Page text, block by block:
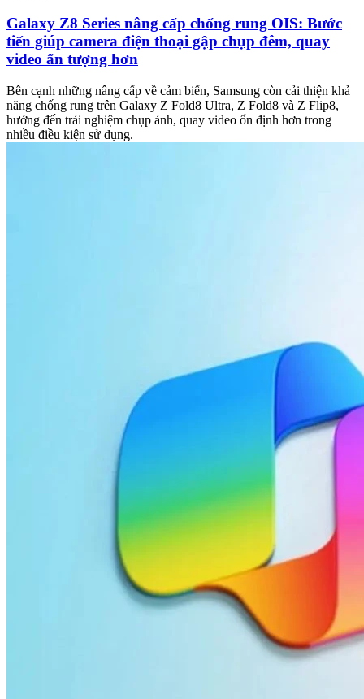
Galaxy Z8 Series nâng cấp chống rung OIS: Bước
tiến giúp camera điện thoại gập chụp đêm, quay
video ấn tượng hơn
Bên cạnh những nâng cấp về cảm biến, Samsung còn cải thiện khả
năng chống rung trên Galaxy Z Fold8 Ultra, Z Fold8 và Z Flip8,
hướng đến trải nghiệm chụp ảnh, quay video ổn định hơn trong
nhiều điều kiện sử dụng.